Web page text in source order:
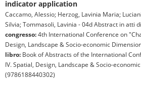
indicator application
Caccamo, Alessio; Herzog, Lavinia Maria;
Silvia; Tommasoli, Lavinia - 04d Abstract in atti
congresso:4th International Conference on
Design, Landscape & Socio-economic
libro: Book of Abstracts of the International
IV. Spatial, Design, Landscape & Socio-
(9786188440302)